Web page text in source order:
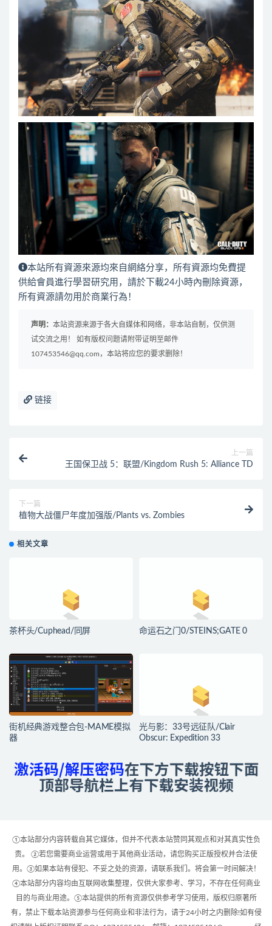
本站所有資源來源均來自網絡分享，所有資源均免費提
供給會員進行學習研究用，請於下載24小時內刪除資源，
所有資源請勿用於商業行為！
声明： 本站资源来源于各大自媒体和网络，非本站自制，仅供测
试交流之用！ 如有版权问题请附带证明至邮件
107453546@qq.com，本站将应您的要求删除！
链接
上一篇
王国保卫战 5：联盟/Kingdom Rush 5: Alliance TD
下一篇
植物大战僵尸年度加强版/Plants vs. Zombies
相关文章
茶杯头/Cuphead/同屏 命运石之门0/STEINS;GATE 0
街机经典游戏整合包-MAME模拟
器
光与影：33号远征队/Clair
Obscur: Expedition 33
①本站部分内容转载自其它媒体，但并不代表本站赞同其观点和对其真实性负
责。 ②若您需要商业运营或用于其他商业活动，请您购买正版授权并合法使
用。③如果本站有侵犯、不妥之处的资源，请联系我们。将会第一时间解决！
④本站部分内容均由互联网收集整理，仅供大家参考、学习，不存在任何商业
目的与商业用途。⑤本站提供的所有资源仅供参考学习使用，版权归原著所
有，禁止下载本站资源参与任何商业和非法行为，请于24小时之内删除!如有侵